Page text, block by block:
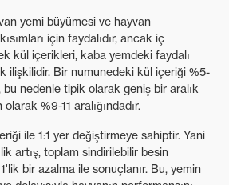
yemi büyümesi ve hayvan
için faydalıdır, ancak iç
kül içerikleri, kaba yemdeki faydalı
ilişkilidir. Bir numunedeki kül içeriği %5-
bu nedenle tipik olarak geniş bir aralık
%9-11 aralığındadır.
ile 1:1 yer değiştirmeye sahiptir. Yani
artış, toplam sindirilebilir besin
bir azalma ile sonuçlanır. Bu, yemin